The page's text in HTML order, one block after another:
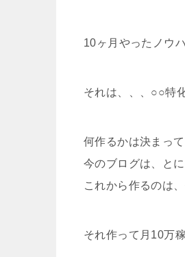
10ヶ月やったノウ
それは、、、○○特
何作るかは決まっ
今のブログは、と
これから作るのは
それ作って月10万